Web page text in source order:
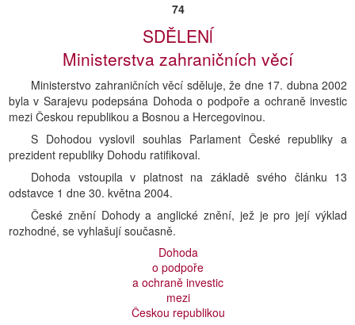
74
SDĚLENĺ
Ministerstva zahraničních věcí
Ministerstvo zahraničních věcí sděluje, že dne 17. dubna 2002
byla v Sarajevu podepsána Dohoda o podpoře a ochraně investic
mezi Českou republikou a Bosnou a Hercegovinou.
S Dohodou vyslovil souhlas Parlament České republiky a
prezident republiky Dohodu ratifikoval.
Dohoda vstoupila v platnost na základě svého článku 13
odstavce 1 dne 30. května 2004.
České znění Dohody a anglické znění, jež je pro její výklad
rozhodné, se vyhlašují současně.
Dohoda
o podpoře
a ochraně investic
mezi
Českou republikou